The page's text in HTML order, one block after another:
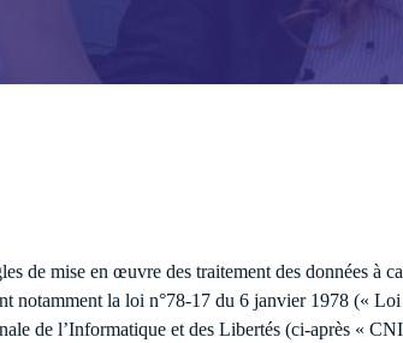
des ressources
de mise en œuvre des traitement des données à
notamment la loi n°78-17 du 6 janvier 1978 («
de l’Informatique et des Libertés (ci-après «